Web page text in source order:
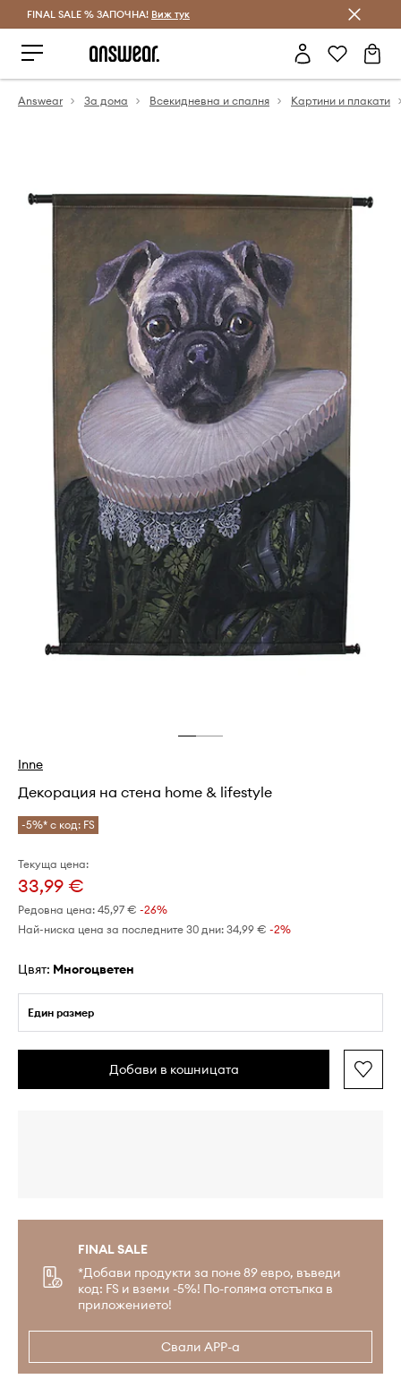
Спестявай с Answear Club
FINAL SALE % ЗАПОЧНА! Виж тук
Answear За дома Всекидневна и спалня Картини и плакати
Inne
Декорация на стена home & lifestyle
-5%* с код: FS
Текуща цена:
33,99 €
Редовна цена: 45,97 € -26%
Най-ниска цена за последните 30 дни: 34,99 € -2%
Цвят: многоцветен
Един размер
Добави в кошницата
FINAL SALE
*Добави продукти за поне 89 евро, въведи
код: FS и вземи -5%! По-голяма отстъпка в
приложението!
Свали APP-а